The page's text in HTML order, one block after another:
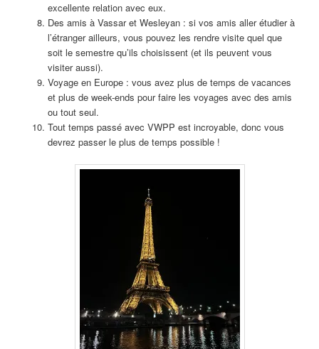
excellente relation avec eux.
Des amis à Vassar et Wesleyan : si vos amis aller étudier à
l’étranger ailleurs, vous pouvez les rendre visite quel que
soit le semestre qu’ils choisissent (et ils peuvent vous
visiter aussi).
Voyage en Europe : vous avez plus de temps de vacances
et plus de week-ends pour faire les voyages avec des amis
ou tout seul.
Tout temps passé avec VWPP est incroyable, donc vous
devrez passer le plus de temps possible !